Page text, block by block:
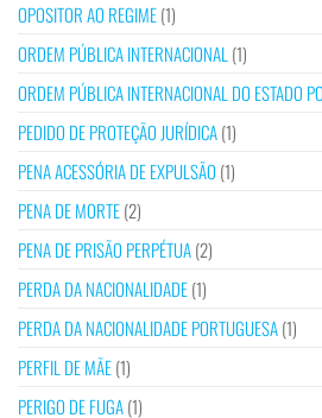
OPOSITOR AO REGIME(1)
ORDEM PÚBLICA INTERNACIONAL(1)
ORDEM PÚBLICA INTERNACIONAL DO ESTADO
PEDIDO DE PROTEÇÃO JURÍDICA(1)
PENA ACESSÓRIA DE EXPULSÃO (1)
PENA DE MORTE(2)
PENA DE PRISÃO PERPÉTUA(2)
PERDA DA NACIONALIDADE(1)
PERDA DA NACIONALIDADE PORTUGUESA(1)
PERFIL DE MÃE(1)
PERIGO DE FUGA(1)